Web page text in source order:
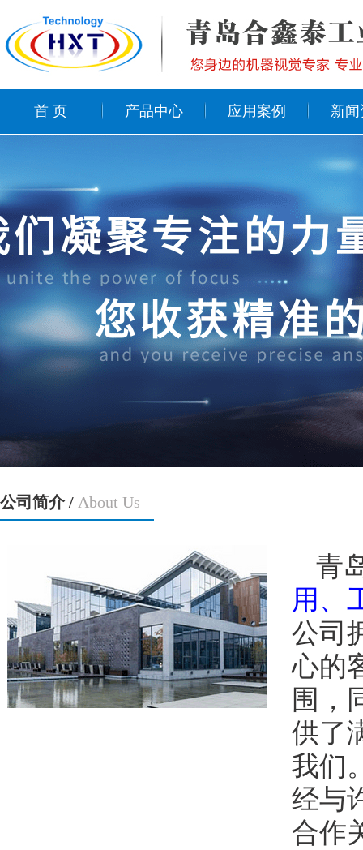
首 页 产品中心 应用案例 新
公司简介 / About Us
青
用、
公司
心的
围，
供了
我们
经与
合作